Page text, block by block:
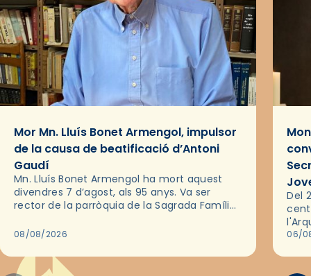
Mor Mn. Lluís Bonet Armengol, impulsor
de la causa de beatificació d’Antoni
Gaudí
Mn. Lluís Bonet Armengol ha mort aquest
divendres 7 d’agost, als 95 anys. Va ser
rector de la parròquia de la Sagrada Família
2018,…
08/08/2026
Del
les
06/